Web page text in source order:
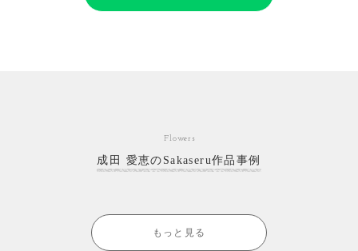
Flowers
成田 愛恵のSakaseru作品事例
もっと見る